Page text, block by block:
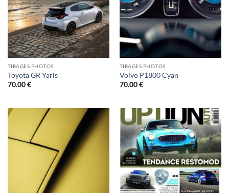
TIRAGES PHOTOS
Toyota GR Yaris
70.00€
TIRAGES PHOTOS
Volvo P1800 Cyan
70.00€